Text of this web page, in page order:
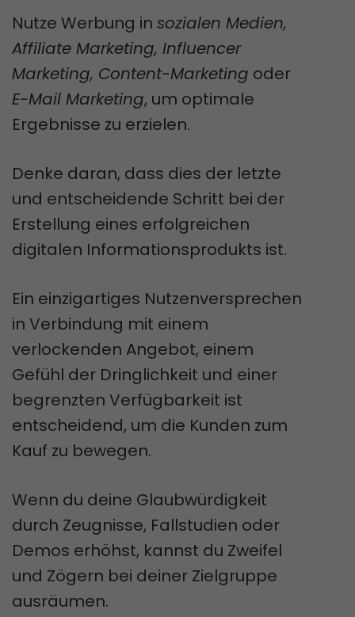
Nutze Werbung in sozialen Medien,
Affiliate Marketing, Influencer
Marketing, Content-Marketing oder
E-Mail Marketing, um optimale
Ergebnisse zu erzielen.
Denke daran, dass dies der letzte
und entscheidende Schritt bei der
Erstellung eines erfolgreichen
digitalen Informationsprodukts ist.
Ein einzigartiges Nutzenversprechen
in Verbindung mit einem
verlockenden Angebot, einem
Gefühl der Dringlichkeit und einer
begrenzten Verfügbarkeit ist
entscheidend, um die Kunden zum
Kauf zu bewegen.
Wenn du deine Glaubwürdigkeit
durch Zeugnisse, Fallstudien oder
Demos erhöhst, kannst du Zweifel
und Zögern bei deiner Zielgruppe
ausräumen.